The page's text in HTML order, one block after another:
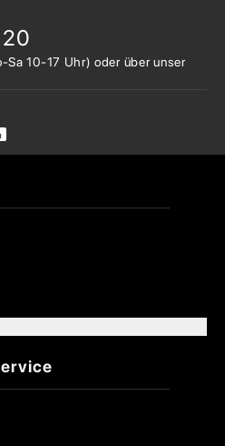
Sa 10-17 Uhr) oder überunser